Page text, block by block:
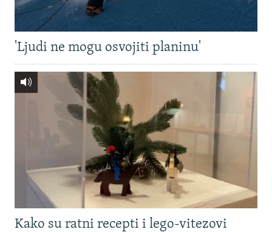
'Ljudi ne mogu osvojiti planinu'
Kako su ratni recepti i lego-vitezovi